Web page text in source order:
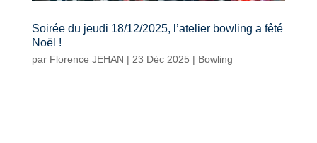
Soirée du jeudi 18/12/2025, l’atelier bowling a fêté
Noël !
par Florence JEHAN | 23 Déc 2025 | Bowling